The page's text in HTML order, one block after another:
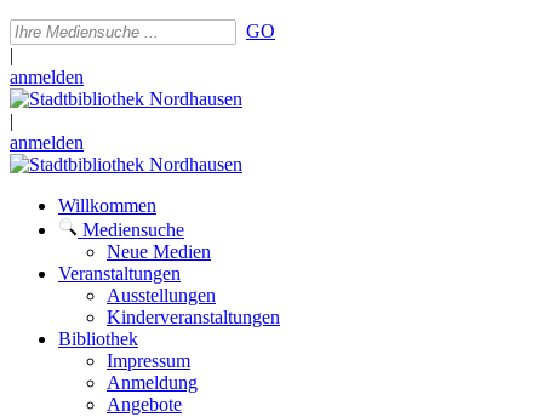
GO
|
anmelden
|
anmelden
Willkommen
Mediensuche
Neue Medien
Veranstaltungen
Ausstellungen
Kinderveranstaltungen
Bibliothek
Impressum
Anmeldung
Angebote